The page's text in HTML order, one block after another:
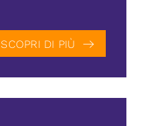
SCOPRI DI PIÙ